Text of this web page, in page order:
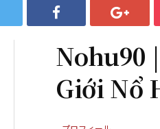
Nohu90
Giới Nổ